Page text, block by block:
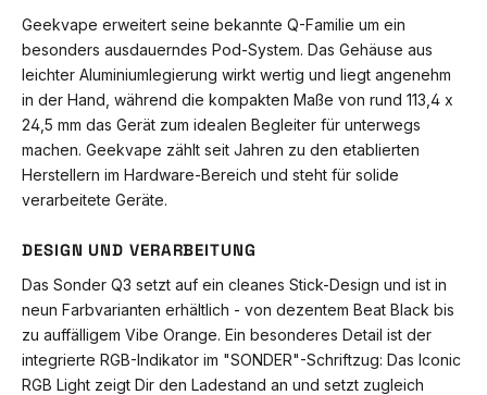
Geekvape erweitert seine bekannte Q-Familie um ein
besonders ausdauerndes Pod-System. Das Gehäuse aus
leichter Aluminiumlegierung wirkt wertig und liegt angenehm
in der Hand, während die kompakten Maße von rund 113,4 x
24,5 mm das Gerät zum idealen Begleiter für unterwegs
machen. Geekvape zählt seit Jahren zu den etablierten
Herstellern im Hardware-Bereich und steht für solide
verarbeitete Geräte.
DESIGN UND VERARBEITUNG
Das Sonder Q3 setzt auf ein cleanes Stick-Design und ist in
neun Farbvarianten erhältlich - von dezentem Beat Black bis
zu auffälligem Vibe Orange. Ein besonderes Detail ist der
integrierte RGB-Indikator im "SONDER"-Schriftzug: Das Iconic
RGB Light zeigt Dir den Ladestand an und setzt zugleich